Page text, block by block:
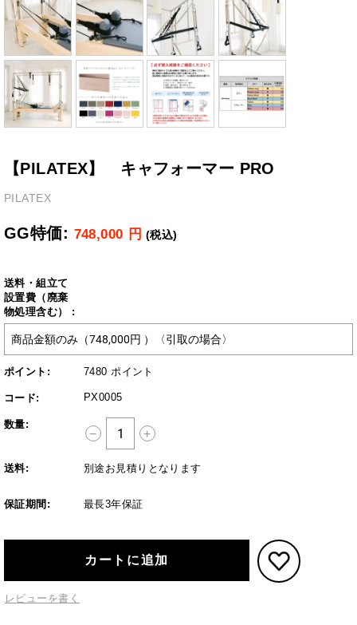
【PILATEX】 キャフォーマー PRO
PILATEX
GG特価: 748,000 円 (税込)
送料・組立て
設置費（廃棄
物処理含む） :
ポイント: 7480 ポイント
コード: PX0005
数量:
+
−
送料: 別途お見積りとなります
保証期間: 最長3年保証
カートに追加
レビューを書く